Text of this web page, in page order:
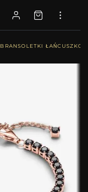
BRANSOLETKI